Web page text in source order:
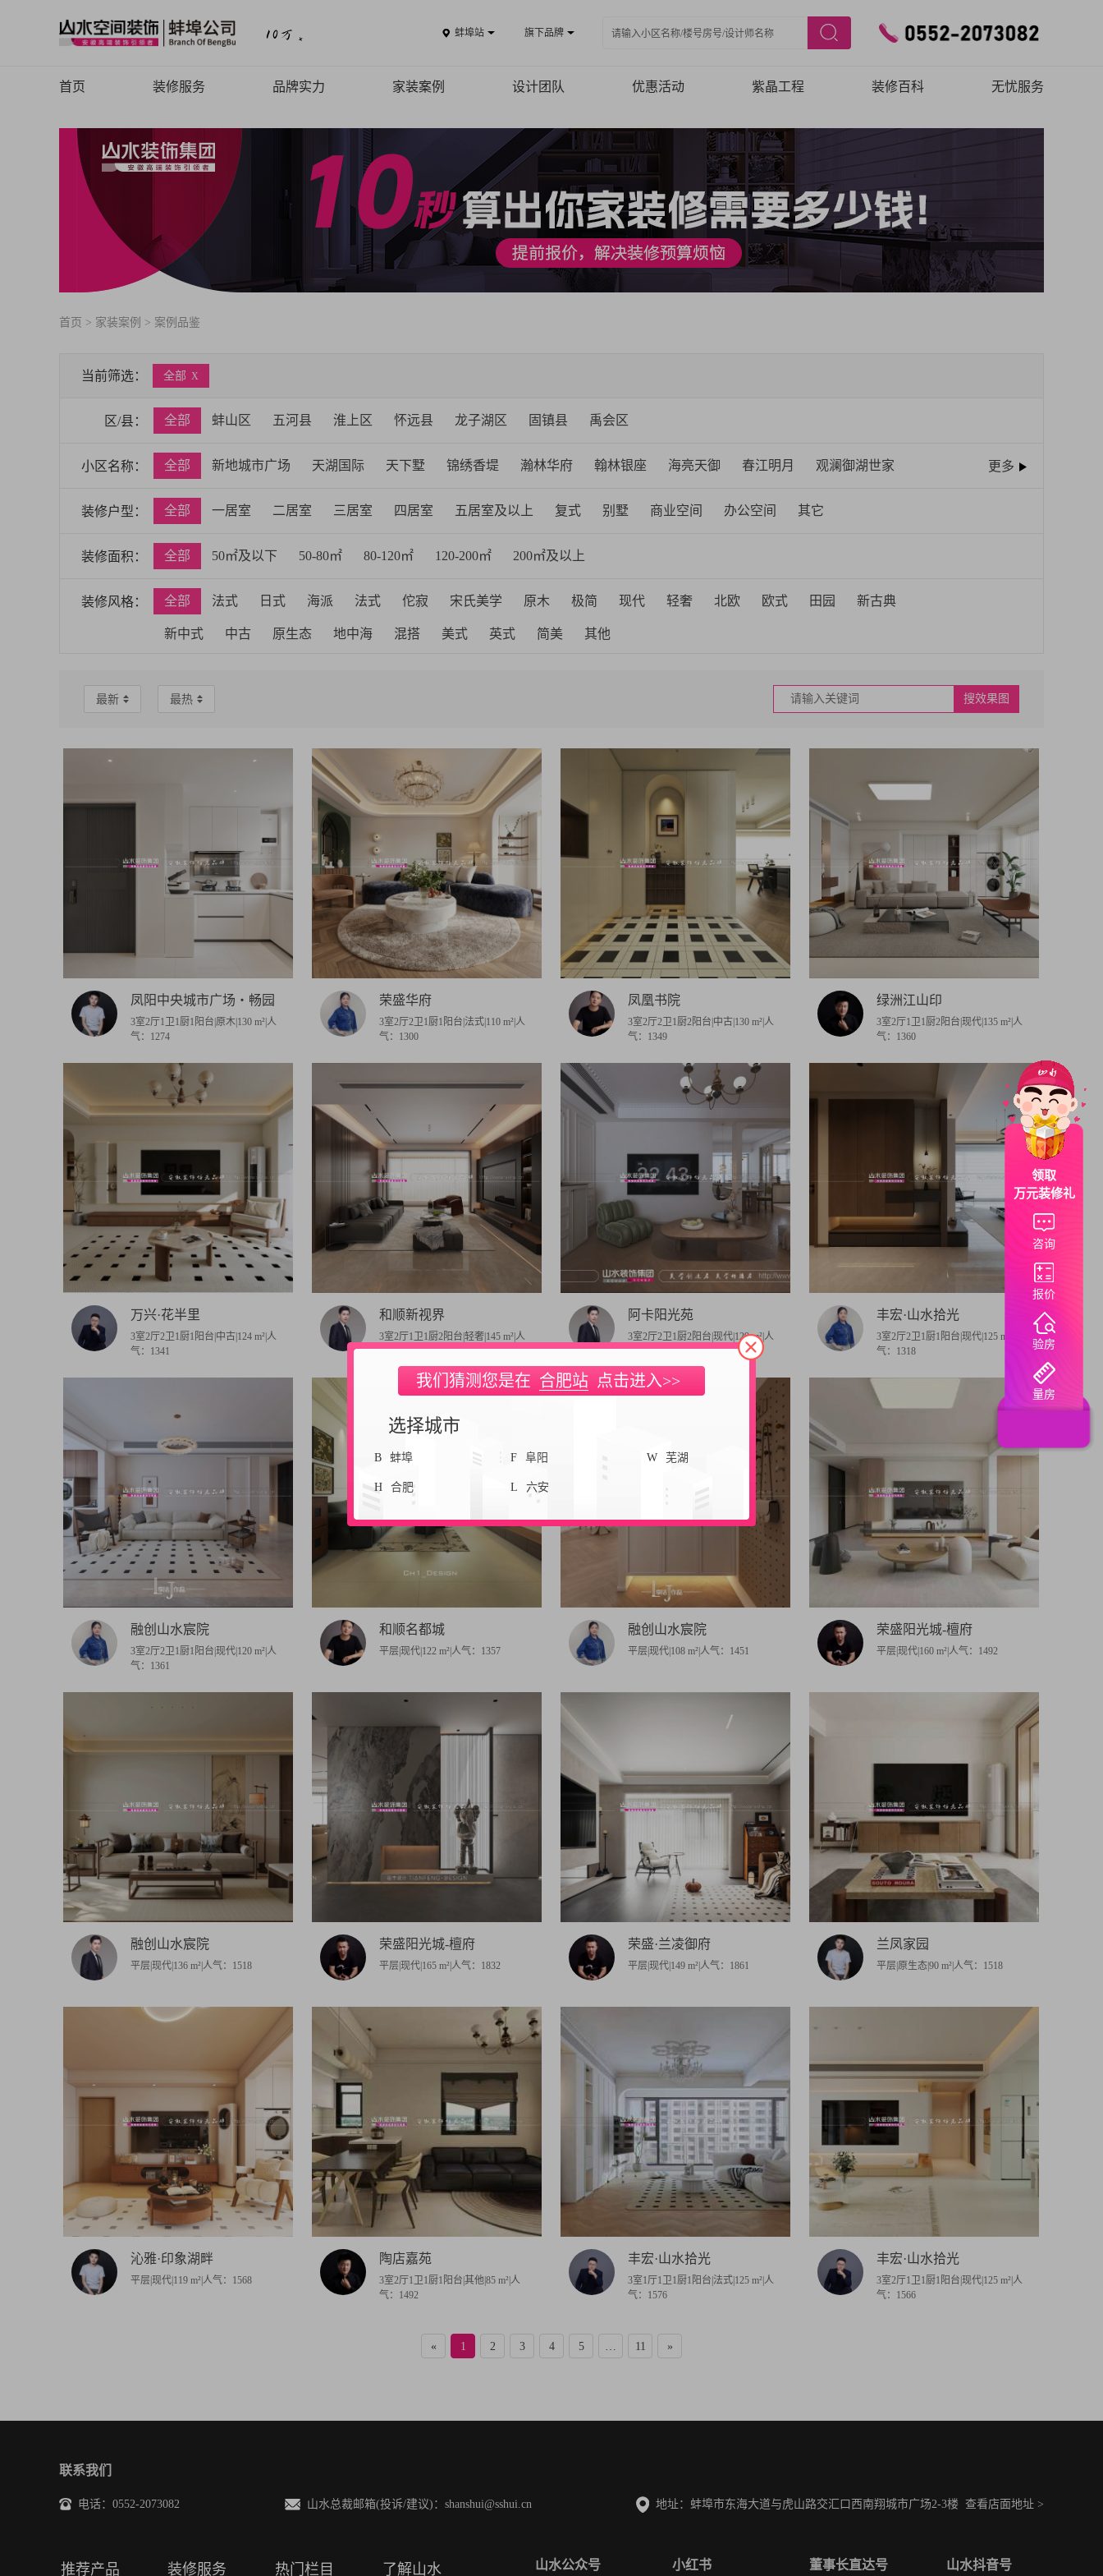
蚌埠站 旗下品牌
首页 装修服务
山水高端
山水定制
旧房焕新
品牌实力
品牌介绍
品牌历程
品牌文化
品牌荣誉
山水视频
家装案例
案例品鉴
精品案例
全景VR
热装楼盘
设计团队 优惠活动 紫晶工程
施工工艺
施工团队
品质保障
装修百科
家居风水
无忧服务
预约验房
在线报修
首页 > 家装案例 > 案例品鉴
当前筛选： 全部 X
区/县： 全部 蚌山区 五河县 淮上区 怀远县 龙子湖区 固镇县 禹会区
小区名称： 全部 新地城市广场 天湖国际 天下墅 锦绣香堤 瀚林华府 翰林银座 海亮天御 春江明月 观澜御湖世家
南山郦都
滨湖蓝湾 滨湖蓝湾 瑞泰心里城 宝龙城市广场 新新家苑 翰林银座
瀚林银座 和顺名都城 玻璃设计院 香堤荣府 云龙观邸 金汇国际 荣盛华府 海亮天御 瀚林华府 瀚林银座
新地城市广场 滨湖蓝湾 绿地中央广场 天湖国际 观澜御湖 荣盛西湖观邸
淮上碧桂园 和顺新视界
建发磐龙院 新威龙门壹品 和顺静天府 绿地迎宾城 公园悦府
禹洲·龙子湖郡 五河·江南院子 世茂沁雅·瞰云台 南山路三十一号院 荣盛·兰凌御府
一品黄山苑 嘉宏·尚品华庭 陶店嘉苑 丰宏·山水拾光
沁雅·印象湖畔 兰凤家园 沁雅·大成天下 东航嘉苑 万兴·花半里
更多
装修户型： 全部 一居室 二居室 三居室 四居室 五居室及以上 复式 别墅 商业空间 办公空间 其它
装修面积： 全部 50㎡及以下 50-80㎡ 80-120㎡ 120-200㎡ 200㎡及以上
装修风格： 全部 法式 日式 海派 法式 佗寂 宋氏美学 原木 极简 现代 轻奢 北欧 欧式 田园 新古典
新中式 中古 原生态 地中海 混搭 美式 英式 简美 其他
最新 最热 搜效果图
凤阳中央城市广场・畅园
3室2厅1卫1厨1阳台|原木|130 m²|人
气：1274
荣盛华府
3室2厅2卫1厨1阳台|法式|110 m²|人
气：1300
凤凰书院
3室2厅2卫1厨2阳台|中古|130 m²|人
气：1349
绿洲江山印
3室2厅1卫1厨2阳台|现代|135 m²|人
气：1360
万兴·花半里
3室2厅2卫1厨1阳台|中古|124 m²|人
气：1341
和顺新视界
3室2厅1卫1厨2阳台|轻奢|145 m²|人
气：1383
阿卡阳光苑
3室2厅2卫1厨2阳台|现代|129 m²|人
气：1349
丰宏·山水拾光
3室2厅2卫1厨1阳台|现代|125 m²|人
气：1318
融创山水宸院
3室2厅2卫1厨1阳台|现代|120 m²|人
气：1361
和顺名都城
平层|现代|122 m²|人气：1357
融创山水宸院
平层|现代|108 m²|人气：1451
荣盛阳光城-檀府
平层|现代|160 m²|人气：1492
融创山水宸院
平层|现代|136 m²|人气：1518
荣盛阳光城-檀府
平层|现代|165 m²|人气：1832
荣盛·兰凌御府
平层|现代|149 m²|人气：1861
兰凤家园
平层|原生态|90 m²|人气：1518
沁雅·印象湖畔
平层|现代|119 m²|人气：1568
陶店嘉苑
3室2厅1卫1厨1阳台|其他|85 m²|人
气：1492
丰宏·山水拾光
3室1厅1卫1厨1阳台|法式|125 m²|人
气：1576
丰宏·山水拾光
3室2厅1卫1厨1阳台|现代|125 m²|人
气：1566
« 1 2 3 4 5 … 11 »
联系我们
电话：0552-2073082 山水总裁邮箱(投诉/建议)：shanshui@sshui.cn 地址：蚌埠市东海大道与虎山路交汇口西南翔城市广场2-3楼 查看店面地址 >
推荐产品 装修服务 热门栏目 了解山水 山水公众号 小红书 董事长直达号 山水抖音号
我们猜测您是在 合肥站 点击进入>>
选择城市
B 蚌埠 F 阜阳 W 芜湖
H 合肥 L 六安
领取
万元装修礼
咨询
报价
验房
量房